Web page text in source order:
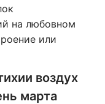
на любовном
или
воздух
марта